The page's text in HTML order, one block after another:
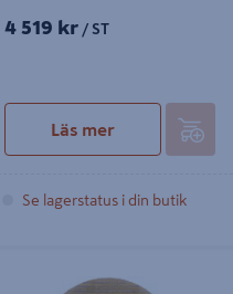
4 519 kr / ST
Läs mer
Se lagerstatus i din butik